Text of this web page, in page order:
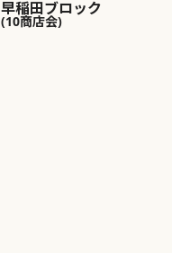
早稲田ブロック
(10商店会)